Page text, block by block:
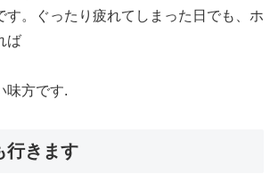
す。ぐったり疲れてしまった日でも、ホ
ば
味方です.
行きます